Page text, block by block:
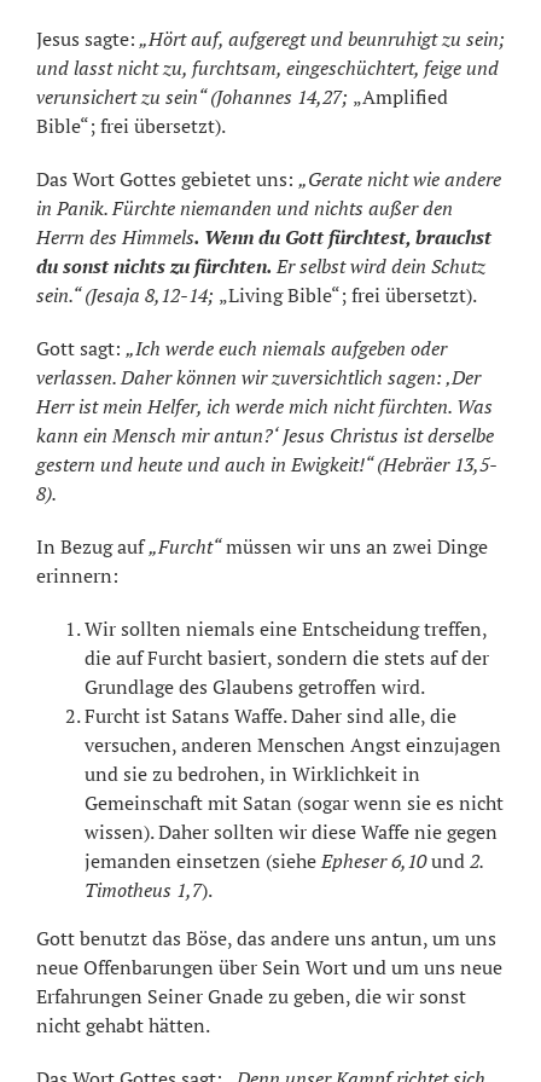
Jesus sagte:„Hört auf, aufgeregt und beunruhigt zu sein;
und lasst nicht zu, furchtsam, eingeschüchtert, feige und
verunsichert zu sein“ (Johannes 14,27; „Amplified
Bible“; frei übersetzt).
Das Wort Gottes gebietet uns: „Gerate nicht wie andere
in Panik. Fürchte niemanden und nichts außer den
Herrn des Himmels. Wenn du Gott fürchtest, brauchst
du sonst nichts zu fürchten.Er selbst wird dein Schutz
sein.“ (Jesaja 8,12-14; „Living Bible“; frei übersetzt).
Gott sagt: „Ich werde euch niemals aufgeben oder
verlassen. Daher können wir zuversichtlich sagen: ‚Der
Herr ist mein Helfer, ich werde mich nicht fürchten. Was
kann ein Mensch mir antun?‘ Jesus Christus ist derselbe
gestern und heute und auch in Ewigkeit!“ (Hebräer 13,5-
8).
In Bezug auf„Furcht“müssen wir uns an zwei Dinge
erinnern:
Wir sollten niemals eine Entscheidung treffen,
die auf Furcht basiert, sondern die stets auf der
Grundlage des Glaubens getroffen wird.
Furcht ist Satans Waffe. Daher sind alle, die
versuchen, anderen Menschen Angst einzujagen
und sie zu bedrohen, in Wirklichkeit in
Gemeinschaft mit Satan (sogar wenn sie es nicht
wissen). Daher sollten wir diese Waffe nie gegen
jemanden einsetzen (sieheEpheser 6,10und2.
Timotheus 1,7).
Gott benutzt das Böse, das andere uns antun, um uns
neue Offenbarungen über Sein Wort und um uns neue
Erfahrungen Seiner Gnade zu geben, die wir sonst
nicht gehabt hätten.